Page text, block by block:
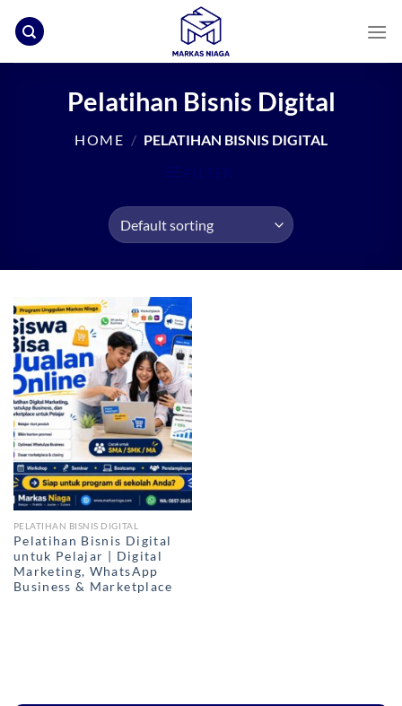
to
Pelatihan Bisnis Digital
HOME / PELATIHAN BISNIS DIGITAL
FILTER
PELATIHAN BISNIS DIGITAL
Pelatihan Bisnis Digital
untuk Pelajar | Digital
Marketing, WhatsApp
Business & Marketplace